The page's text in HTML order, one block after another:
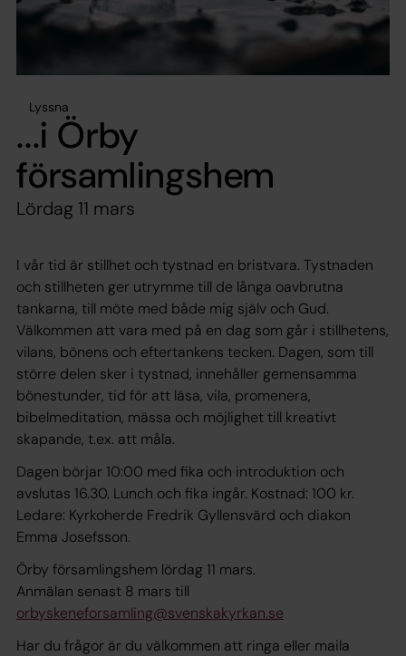
Lyssna
...i Örby
församlingshem
Lördag 11 mars
I vår tid är stillhet och tystnad en bristvara. Tystnaden
och stillheten ger utrymme till de långa oavbrutna
tankarna, till möte med både mig själv och Gud.
Välkommen att vara med på en dag som går i stillhetens,
vilans, bönens och eftertankens tecken. Dagen, som till
större delen sker i tystnad, innehåller gemensamma
bönestunder, tid för att läsa, vila, promenera,
bibelmeditation, mässa och möjlighet till kreativt
skapande, t.ex. att måla.
Dagen börjar 10:00 med fika och introduktion och
avslutas 16.30. Lunch och fika ingår. Kostnad: 100 kr.
Ledare: Kyrkoherde Fredrik Gyllensvärd och diakon
Emma Josefsson.
Örby församlingshem lördag 11 mars.
Anmälan senast 8 mars till
orbyskeneforsamling@svenskakyrkan.se
Har du frågor är du välkommen att ringa eller maila